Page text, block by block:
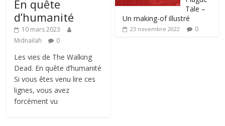
En quête
d’humanité
10 mars 2023
Midnailah
0
Les vies de The Walking
Dead. En quête d’humanité
Si vous êtes venu lire ces
lignes, vous avez
forcément vu
Tale –
Un making-of illustré
23 novembre 2022 0